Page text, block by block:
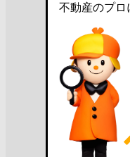
不動産のプロ